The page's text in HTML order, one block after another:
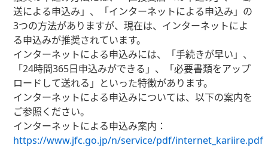
送による申込み」、「インターネットによる申込み」の
3つの方法がありますが、現在は、インターネットによ
る申込みが推奨されています。
インターネットによる申込みには、「手続きが早い」、
「24時間365日申込みができる」、「必要書類をアップ
ロードして送れる」といった特徴があります。
インターネットによる申込みについては、以下の案内を
ご参照ください。
インターネットによる申込み案内：
https://www.jfc.go.jp/n/service/pdf/internet_kariire.pdf